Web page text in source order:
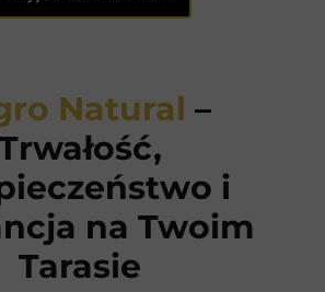
Natural –
i
na Twoim
Tarasie